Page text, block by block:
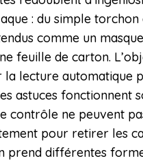
: du simple torchon
comme un masque
feuille de carton.
la lecture automatique
astuces fonctionnent
contrôle ne peuvent
pour retirer les
prend différentes